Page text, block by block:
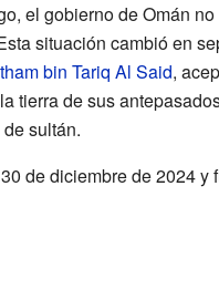
el gobierno de Omán
situación cambió en
bin Tariq Al Said,
tierra de sus
sultán.
de diciembre de 2024